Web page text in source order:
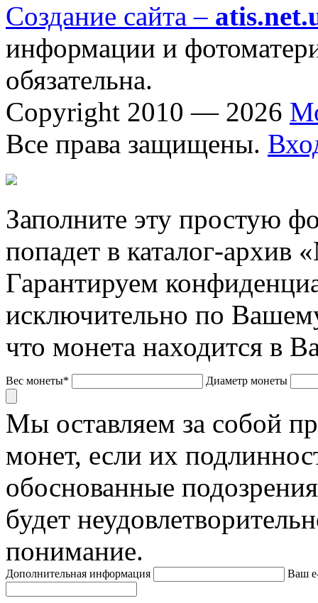
Создание сайта –
информации и
обязательна.
Copyright 2010 — 2026
Все права защищены.
Заполните эту простую
попадет в каталог-архив
Гарантируем
исключительно по
что монета находится в
Вес монеты* Диаметр монеты
Мы оставляем за собой
монет, если их
обоснованные
будет
понимание.
Дополнительная информация Ваш